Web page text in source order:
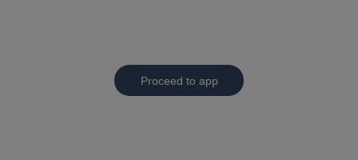
Proceed to app